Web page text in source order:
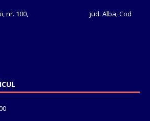
Turzii, nr. 100, jud. Alba, Cod